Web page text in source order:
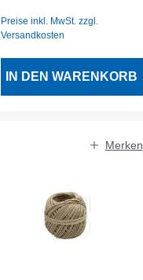
Preise inkl. MwSt. zzgl.
Versandkosten
IN DEN WARENKORB
Merken